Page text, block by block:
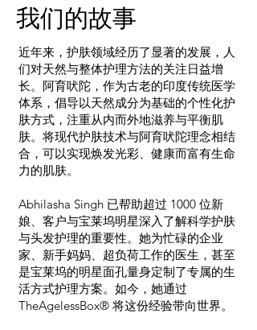
我们的故事
近年来，护肤领域经历了显著的发展，人
们对天然与整体护理方法的关注日益增
长。阿育吠陀，作为古老的印度传统医学
体系，倡导以天然成分为基础的个性化护
肤方式，注重从内而外地滋养与平衡肌
肤。将现代护肤技术与阿育吠陀理念相结
合，可以实现焕发光彩、健康而富有生命
力的肌肤。
Abhilasha Singh 已帮助超过 1000 位新
娘、客户与宝莱坞明星深入了解科学护肤
与头发护理的重要性。她为忙碌的企业
家、新手妈妈、超负荷工作的医生，甚至
是宝莱坞的明星面孔量身定制了专属的生
活方式护理方案。如今，她通过
TheAgelessBox® 将这份经验带向世界。